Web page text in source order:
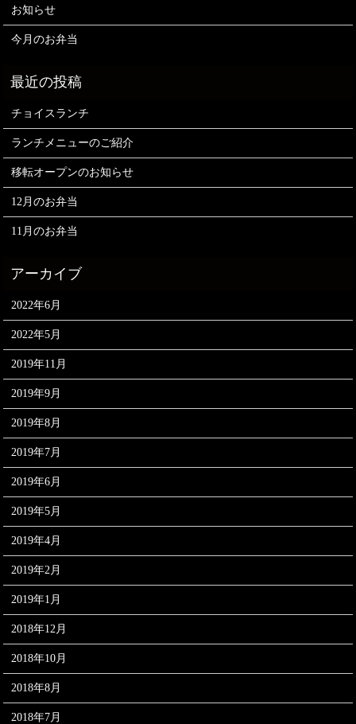
お知らせ
今月のお弁当
チョイスランチ
ランチメニューのご紹介
移転オープンのお知らせ
12月のお弁当
11月のお弁当
2022年6月
2022年5月
2019年11月
2019年9月
2019年8月
2019年7月
2019年6月
2019年5月
2019年4月
2019年2月
2019年1月
2018年12月
2018年10月
2018年8月
2018年7月